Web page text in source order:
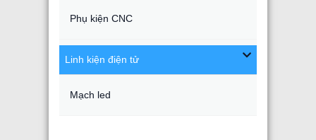
Phụ kiện CNC
Linh kiện điện tử
Mạch led